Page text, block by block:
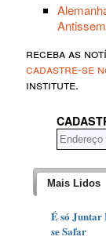
receba as
cadastre-se
institute.
Mais Lidos
É só Juntar
se Safar